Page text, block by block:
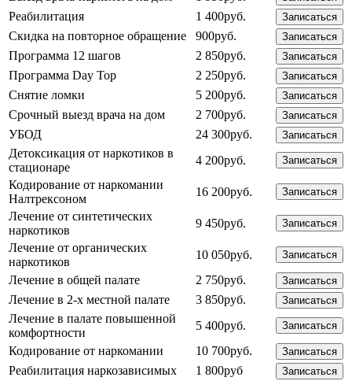
Реабилитация 1 400руб. Записаться
Скидка на повторное обращение 900руб. Записаться
Программа 12 шагов 2 850руб. Записаться
Программа Day Top 2 250руб. Записаться
Снятие ломки 5 200руб. Записаться
Срочный выезд врача на дом 2 700руб. Записаться
УБОД 24 300руб. Записаться
Детоксикация от наркотиков в
стационаре
4 200руб. Записаться
Кодирование от наркомании
Налтрексоном
16 200руб. Записаться
Лечение от синтетических
наркотиков
9 450руб. Записаться
Лечение от органических
наркотиков
10 050руб. Записаться
Лечение в общей палате 2 750руб. Записаться
Лечение в 2-х местной палате 3 850руб. Записаться
Лечение в палате повышенной
комфортности
5 400руб. Записаться
Кодирование от наркомании 10 700руб. Записаться
Реабилитация наркозависимых 1 800руб Записаться